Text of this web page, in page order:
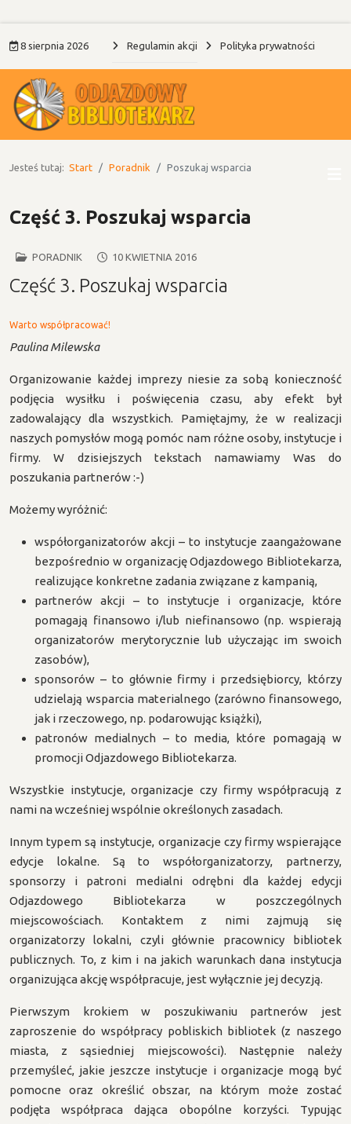
8 sierpnia 2026 Regulamin akcji Polityka prywatności
Jesteś tutaj: Start Poradnik Poszukaj wsparcia
Część 3. Poszukaj wsparcia
PORADNIK 10 KWIETNIA 2016
Część 3. Poszukaj wsparcia
Warto współpracować!
Paulina Milewska
Organizowanie każdej imprezy niesie za sobą konieczność
podjęcia wysiłku i poświęcenia czasu, aby efekt był
zadowalający dla wszystkich. Pamiętajmy, że w realizacji
naszych pomysłów mogą pomóc nam różne osoby, instytucje i
firmy. W dzisiejszych tekstach namawiamy Was do
poszukania partnerów :-)
Możemy wyróżnić:
współorganizatorów akcji – to instytucje zaangażowane
bezpośrednio w organizację Odjazdowego Bibliotekarza,
realizujące konkretne zadania związane z kampanią,
partnerów akcji – to instytucje i organizacje, które
pomagają finansowo i/lub niefinansowo (np. wspierają
organizatorów merytorycznie lub użyczając im swoich
zasobów),
sponsorów – to głównie firmy i przedsiębiorcy, którzy
udzielają wsparcia materialnego (zarówno finansowego,
jak i rzeczowego, np. podarowując książki),
patronów medialnych – to media, które pomagają w
promocji Odjazdowego Bibliotekarza.
Wszystkie instytucje, organizacje czy firmy współpracują z
nami na wcześniej wspólnie określonych zasadach.
Innym typem są instytucje, organizacje czy firmy wspierające
edycje lokalne. Są to współorganizatorzy, partnerzy,
sponsorzy i patroni medialni odrębni dla każdej edycji
Odjazdowego Bibliotekarza w poszczególnych
miejscowościach. Kontaktem z nimi zajmują się
organizatorzy lokalni, czyli głównie pracownicy bibliotek
publicznych. To, z kim i na jakich warunkach dana instytucja
organizująca akcję współpracuje, jest wyłącznie jej decyzją.
Pierwszym krokiem w poszukiwaniu partnerów jest
zaproszenie do współpracy pobliskich bibliotek (z naszego
miasta, z sąsiedniej miejscowości). Następnie należy
przemyśleć, jakie jeszcze instytucje i organizacje mogą być
pomocne oraz określić obszar, na którym może zostać
podjęta współpraca dająca obopólne korzyści. Typując